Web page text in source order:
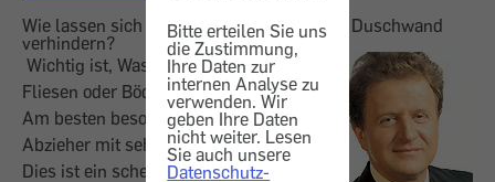
Bitte erteilen Sie uns
die Zustimmung,
Ihre Daten zur
internen Analyse zu
verwenden. Wir
geben Ihre Daten
nicht weiter. Lesen
Sie auch unsere
Datenschutz-
Wie lassen sich Kalkablagerungen auf der Duschwand
verhindern?
Wichtig ist, Wasser von Duschwänden,
Fliesen oder Böden sofort zu entfernen.
Am besten besorgen Sie sich einen
Abzieher mit sehr breitem Wischblatt.
Dies ist ein scheibenwischerähnliches